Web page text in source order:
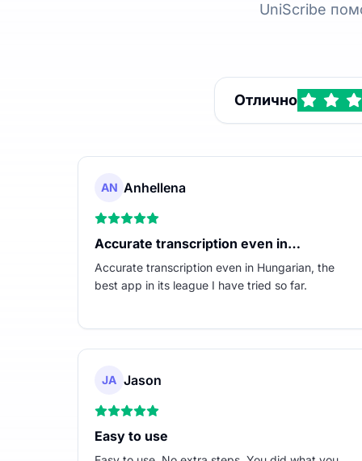
UniScribe
Отлично
AN Anhellena
Accurate transcription even in…
Accurate transcription even in Hungarian, the
best app in its league I have tried so far.
JA Jason
Easy to use